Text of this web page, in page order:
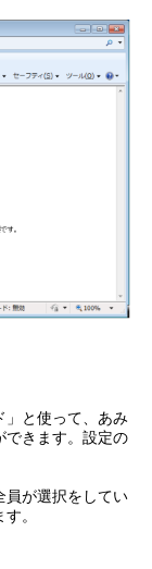
」と使って、あみ
できます。設定の
員が選択をしてい
。